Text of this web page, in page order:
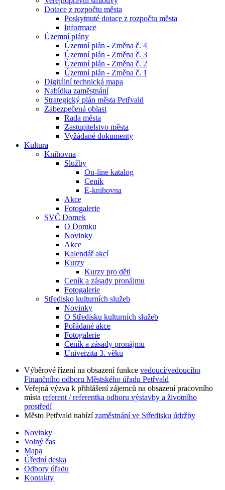
Dotace z rozpočtu města
Poskytnuté dotace z rozpočtu města
Informace
Územní plány
Územní plán - Změna č. 4
Územní plán - Změna č. 3
Územní plán - Změna č. 2
Územní plán - Změna č. 1
Digitální technická mapa
Nabídka zaměstnání
Strategický plán města Petřvald
Zabezpečená oblast
Rada města
Zastupitelstvo města
Vyžádané dokumenty
Kultura
Knihovna
Služby
On-line katalog
Ceník
E-knihovna
Akce
Fotogalerie
SVČ Domek
O Domku
Novinky
Akce
Kalendář akcí
Kurzy
Kurzy pro děti
Ceník a zásady pronájmu
Fotogalerie
Středisko kulturních služeb
Novinky
O Středisku kulturních služeb
Pořádané akce
Fotogalerie
Ceník a zásady pronájmu
Univerzita 3. věku
Výběrové řízení na obsazení funkce vedoucí/vedoucího
Finančního odboru Městského úřadu Petřvald
Veřejná výzva k přihlášení zájemců na obsazení pracovního
místa referent / referentka odboru výstavby a životního
prostředí
Město Petřvald nabízízaměstnání ve Středisku údržby
Novinky
Volný čas
Mapa
Úřední deska
Odbory úřadu
Kontakty